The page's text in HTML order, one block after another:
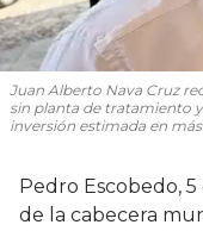
Juan Alberto Nava Cruz
sin planta de tratamiento
inversión estimada en
Pedro Escobedo,
de la cabecera